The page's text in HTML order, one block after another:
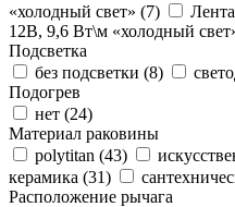
«холодный свет» (7)
12В, 9,6 Вт\м «холодный
Подсветка
без подсветки (8)
Подогрев
нет (24)
Материал раковины
polytitan (43)
керамика (31)
Расположение рычага